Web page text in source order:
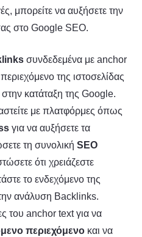
μπορείτε να αυξήσετε την
στο Google SEO.
συνδεδεμένα με anchor
της ιστοσελίδας
κατάταξη της Google.
με πλατφόρμες όπως
για να αυξήσετε τα
τη συνολική SEO
ότι χρειάζεστε
το ενδεχόμενο της
ανάλυση Backlinks.
του anchor text για να
περιεχόμενο και να